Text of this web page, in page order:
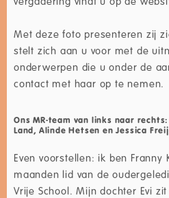
Met deze foto presenteren zij
stelt zich aan u voor met de
onderwerpen die u onder de
contact met haar op te nemen.
Ons MR-team van links naar
Land, Alinde Hetsen en Jessica
Even voorstellen: ik ben
maanden lid van de
Vrije School. Mijn dochter Evi